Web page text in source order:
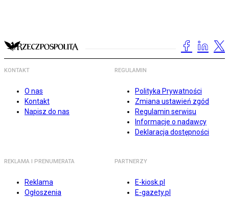
KONTAKT
O nas
Kontakt
Napisz do nas
REGULAMIN
Polityka Prywatności
Zmiana ustawień zgód
Regulamin serwisu
Informacje o nadawcy
Deklaracja dostępności
REKLAMA I PRENUMERATA
Reklama
Ogłoszenia
PARTNERZY
E-kiosk.pl
E-gazety.pl